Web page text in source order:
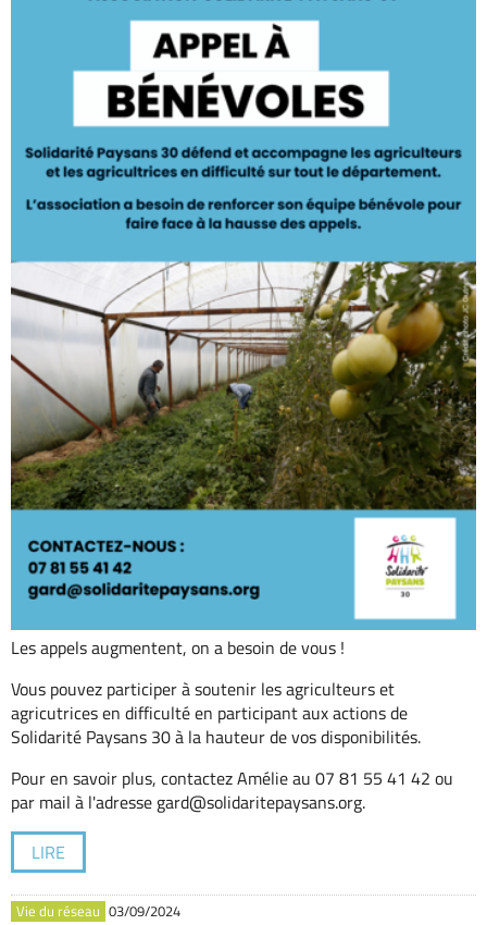
Les appels augmentent, on a besoin de vous !
Vous pouvez participer à soutenir les agriculteurs et
agricutrices en difficulté en participant aux actions de
Solidarité Paysans 30 à la hauteur de vos disponibilités.
Pour en savoir plus, contactez Amélie au 07 81 55 41 42 ou
par mail à l'adresse gard@solidaritepaysans.org.
LIRE
Vie du réseau 03/09/2024